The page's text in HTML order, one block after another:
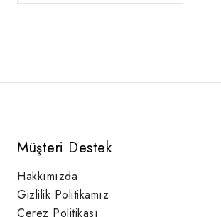
Müşteri Destek
Hakkımızda
Gizlilik Politikamız
Çerez Politikası